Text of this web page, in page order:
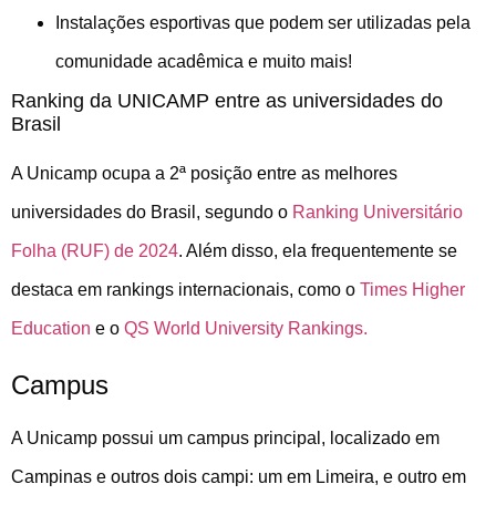
Instalações esportivas que podem ser utilizadas pela
comunidade acadêmica e muito mais!
Ranking da UNICAMP entre as universidades do
Brasil
A Unicamp ocupa a 2ª posição entre as melhores
universidades do Brasil, segundo o Ranking Universitário
Folha (RUF) de 2024. Além disso, ela frequentemente se
destaca em rankings internacionais, como o Times Higher
Education e o QS World University Rankings.
Campus
A Unicamp possui um campus principal, localizado em
Campinas e outros dois campi: um em Limeira, e outro em